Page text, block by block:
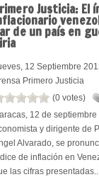
Justicia: El
de un país en
12 Septiembre
Primero Justicia
(0 votes)
12 de
y dirigente de
Alvarado, se
de inflación en
las cifras